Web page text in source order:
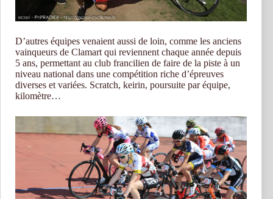
D’autres équipes venaient aussi de loin, comme les anciens
vainqueurs de Clamart qui reviennent chaque année depuis
5 ans, permettant au club francilien de faire de la piste à un
niveau national dans une compétition riche d’épreuves
diverses et variées. Scratch, keirin, poursuite par équipe,
kilomètre…